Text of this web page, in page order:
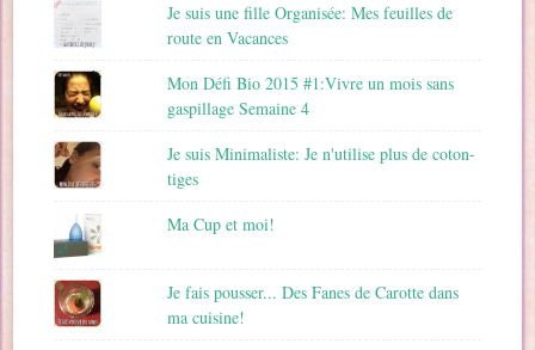
Je suis une fille Organisée: Mes feuilles de
route en Vacances
Mon Défi Bio 2015 #1:Vivre un mois sans
gaspillage Semaine 4
Je suis Minimaliste: Je n'utilise plus de coton-
tiges
Ma Cup et moi!
Je fais pousser... Des Fanes de Carotte dans
ma cuisine!